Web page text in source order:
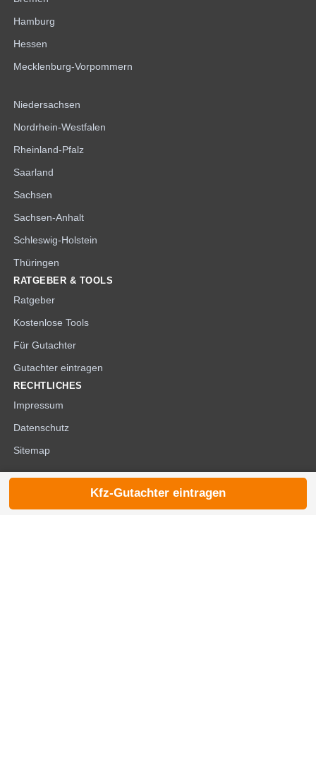
Hamburg
Hessen
Mecklenburg-Vorpommern
Niedersachsen
Nordrhein-Westfalen
Rheinland-Pfalz
Saarland
Sachsen
Sachsen-Anhalt
Schleswig-Holstein
Thüringen
RATGEBER & TOOLS
Ratgeber
Kostenlose Tools
Für Gutachter
Gutachter eintragen
RECHTLICHES
Impressum
Datenschutz
Sitemap
© 2026 die-kfzgutachter.de
Kfz-Gutachter eintragen